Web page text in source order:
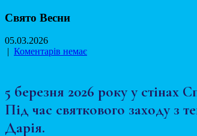
Свято Весни
05.03.2026
| Коментарів немає
5 березня 2026 року у стінах
Під час святкового заходу з
Дарія.